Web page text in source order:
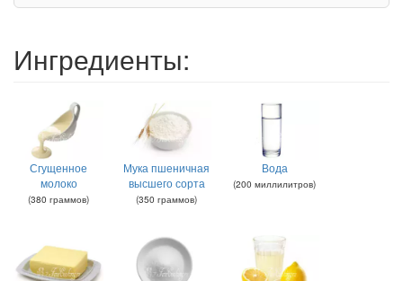
Ингредиенты:
Сгущенное
молоко
(380 граммов)
Мука пшеничная
высшего сорта
(350 граммов)
Вода
(200 миллилитров)